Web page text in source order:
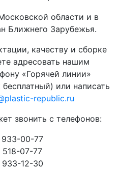
области и в
Ближнего Зарубежья.
качеству и сборке
адресовать нашим
«Горячей линии»
бесплатный) или написать
republic.ru
звонить с телефонов:
00-77
07-77
12-30